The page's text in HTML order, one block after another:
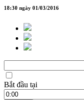
18:30 ngày 01/03/2016
Bắt đầu tại